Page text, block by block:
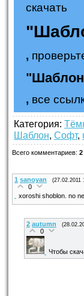
скачать
,
"Шаблон
, все
Категория:
Шаблон, Софт,
Всего комментариев: 2
1 sanoyan (27.02.2011
0
xoroshi shoblon. no
2 autumn
0
Чтобы